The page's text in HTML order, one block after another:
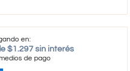
en:
$1.297 sin interés
de pago